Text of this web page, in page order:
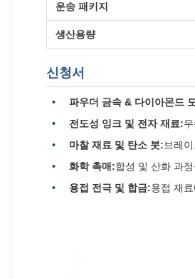
운송 패키지
생산용량
신청서
파우더 금속 & 다이아몬드
전도성 잉크 및 전자 재료:
마찰 재료 및 탄소 붓:브레
화학 촉매:합성 및 산화 과
용접 전극 및 합금:용접 재